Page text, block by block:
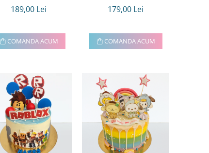
189,00 Lei
COMANDA ACUM
179,00 Lei
COMANDA ACUM